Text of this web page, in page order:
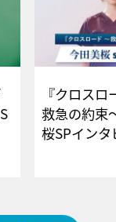
『クロス
救急の約束
桜SPイ